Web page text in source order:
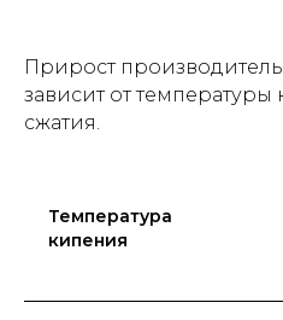
Прирост
зависит от
сжатия.
Температура
кипения